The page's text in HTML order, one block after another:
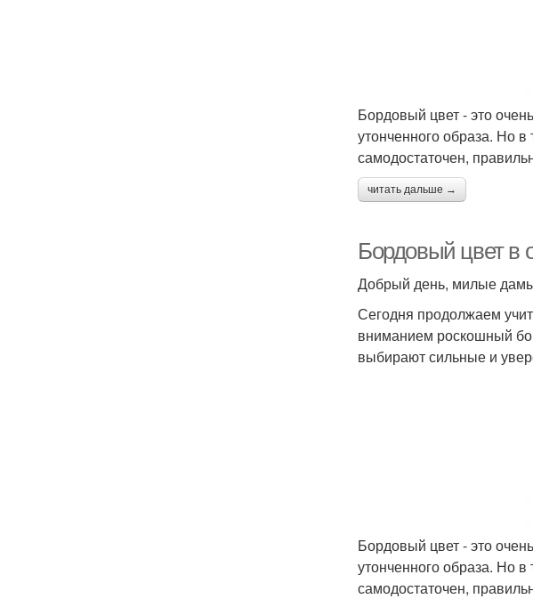
Бордовый цвет - это
утонченного образа. Но
самодостаточен,
читать дальше →
Бордовый цвет в
Добрый день, милые
Сегодня продолжаем
вниманием роскошный
выбирают сильные и
Бордовый цвет - это
утонченного образа. Но
самодостаточен,